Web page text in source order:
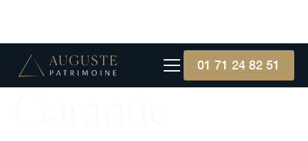
01 71 24 82 51